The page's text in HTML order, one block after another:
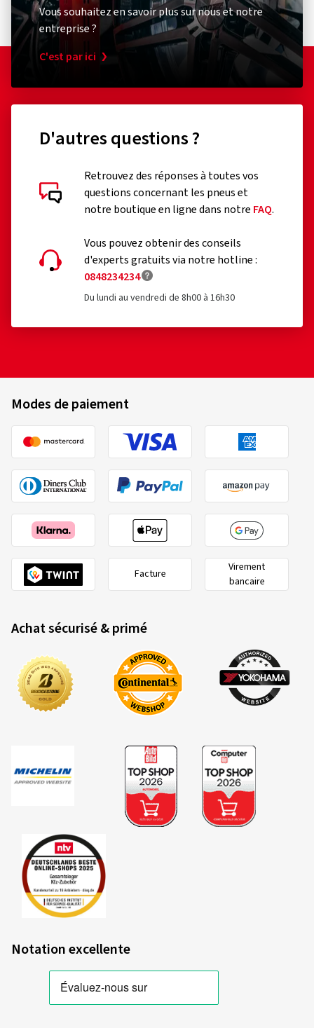
Vous souhaitez en savoir plus sur nous et notre
entreprise ?
C'est par ici
D'autres questions ?
Retrouvez des réponses à toutes vos
questions concernant les pneus et
notre boutique en ligne dans notre FAQ.
Vous pouvez obtenir des conseils
d'experts gratuits via notre hotline :
0848234234
Du lundi au vendredi de 8h00 à 16h30
Modes de paiement
Facture
Virement
bancaire
Achat sécurisé & primé
Notation excellente